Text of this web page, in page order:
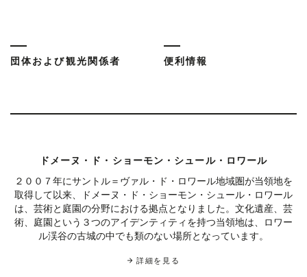
団体および観光関係者 便利情報
ドメーヌ・ド・ショーモン・シュール・ロワール
２００７年にサントル＝ヴァル・ド・ロワール地域圏が当領地を
取得して以来、ドメーヌ・ド・ショーモン・シュール・ロワール
は、芸術と庭園の分野における拠点となりました。文化遺産、芸
術、庭園という３つのアイデンティティを持つ当領地は、ロワー
ル渓谷の古城の中でも類のない場所となっています。
詳細を見る